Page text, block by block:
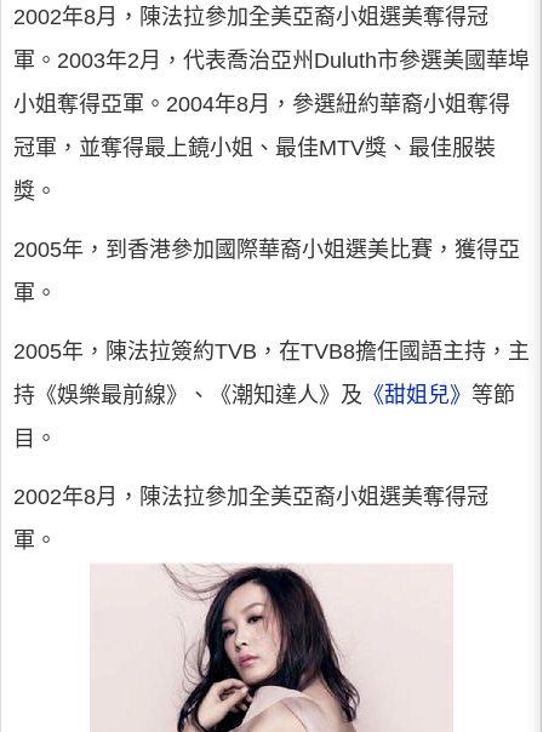
2002年8月，陳法拉參加全美亞裔小姐選美奪得冠
軍。2003年2月，代表喬治亞州Duluth市參選美國華埠
小姐奪得亞軍。2004年8月，參選紐約華裔小姐奪得
冠軍，並奪得最上鏡小姐、最佳MTV獎、最佳服裝
獎。
2005年，到香港參加國際華裔小姐選美比賽，獲得亞
軍。
2005年，陳法拉簽約TVB，在TVB8擔任國語主持，主
持《娛樂最前線》、《潮知達人》及 《甜姐兒》 等節
目。
2002年8月，陳法拉參加全美亞裔小姐選美奪得冠
軍。